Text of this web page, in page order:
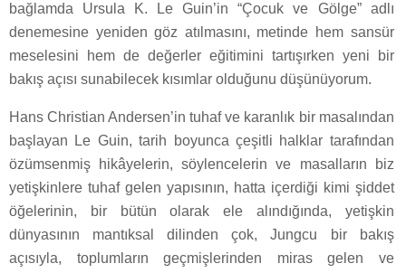
bağlamda Ursula K. Le Guin’in “Çocuk ve Gölge” adlı
denemesine yeniden göz atılmasını, metinde hem sansür
meselesini hem de değerler eğitimini tartışırken yeni bir
bakış açısı sunabilecek kısımlar olduğunu düşünüyorum.
Hans Christian Andersen’in tuhaf ve karanlık bir masalından
başlayan Le Guin, tarih boyunca çeşitli halklar tarafından
özümsenmiş hikâyelerin, söylencelerin ve masalların biz
yetişkinlere tuhaf gelen yapısının, hatta içerdiği kimi şiddet
öğelerinin, bir bütün olarak ele alındığında, yetişkin
dünyasının mantıksal dilinden çok, Jungcu bir bakış
açısıyla, toplumların geçmişlerinden miras gelen ve